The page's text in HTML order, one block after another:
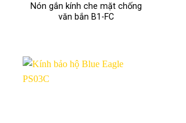
Nón gắn kính che mặt chống
văn bắn B1-FC